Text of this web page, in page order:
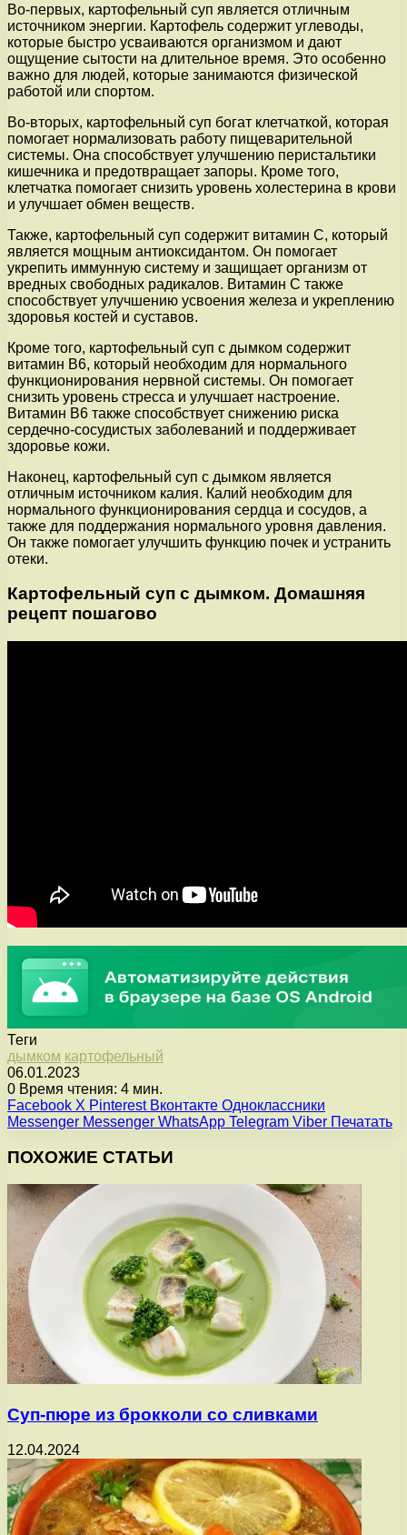
Во-первых, картофельный суп является отличным
источником энергии. Картофель содержит углеводы,
которые быстро усваиваются организмом и дают
ощущение сытости на длительное время. Это особенно
важно для людей, которые занимаются физической
работой или спортом.
Во-вторых, картофельный суп богат клетчаткой, которая
помогает нормализовать работу пищеварительной
системы. Она способствует улучшению перистальтики
кишечника и предотвращает запоры. Кроме того,
клетчатка помогает снизить уровень холестерина в крови
и улучшает обмен веществ.
Также, картофельный суп содержит витамин С, который
является мощным антиоксидантом. Он помогает
укрепить иммунную систему и защищает организм от
вредных свободных радикалов. Витамин С также
способствует улучшению усвоения железа и укреплению
здоровья костей и суставов.
Кроме того, картофельный суп с дымком содержит
витамин В6, который необходим для нормального
функционирования нервной системы. Он помогает
снизить уровень стресса и улучшает настроение.
Витамин В6 также способствует снижению риска
сердечно-сосудистых заболеваний и поддерживает
здоровье кожи.
Наконец, картофельный суп с дымком является
отличным источником калия. Калий необходим для
нормального функционирования сердца и сосудов, а
также для поддержания нормального уровня давления.
Он также помогает улучшить функцию почек и устранить
отеки.
Картофельный суп с дымком. Домашняя
рецепт пошагово
Теги
дымком картофельный
06.01.2023
0 Время чтения: 4 мин.
Facebook X Pinterest Вконтакте Одноклассники
Messenger Messenger WhatsApp Telegram Viber Печатать
ПОХОЖИЕ СТАТЬИ
Суп-пюре из брокколи со сливками
12.04.2024